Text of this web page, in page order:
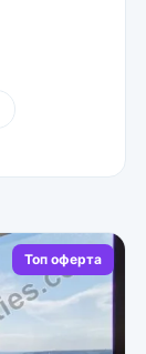
Топ оферта